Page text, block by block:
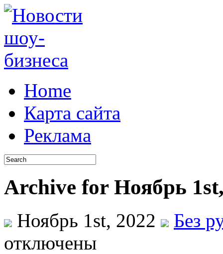
Home
Карта сайта
Реклама
Archive for Ноябрь
Ноябрь 1st, 2022
Без
отключены